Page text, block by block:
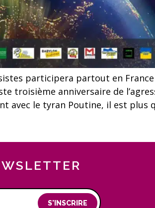
participera partout en
troisième anniversaire de
avec le tyran Poutine, il est plus
S'INSCRIRE